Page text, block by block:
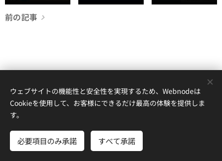
前の記事
© 2018-2026Ampersand Tennis Academy
Cookie
ウェブサイトの機能性と安全性を実現するため、Webnodeは
Cookieを使用して、お客様にできるだけ最高の体験を提供しま
す。
必要項目のみ承諾 すべて承諾